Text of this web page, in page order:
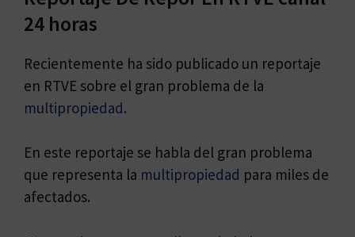
24 horas
Recientemente ha sido publicado un reportaje
en RTVE sobre el gran problema de la
multipropiedad.
En este reportaje se habla del gran problema
que representa la multipropiedad para miles de
afectados.